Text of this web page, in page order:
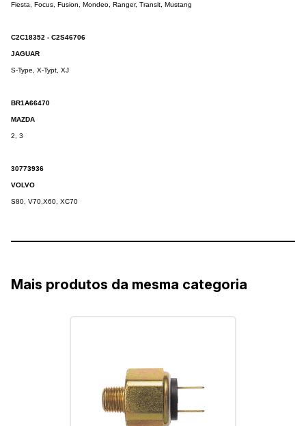
Fiesta, Focus, Fusion, Mondeo, Ranger, Transit, Mustang
C2C18352 - C2S46706
JAGUAR
S-Type, X-Typt, XJ
BR1A66470
MAZDA
2, 3
30773936
VOLVO
S80, V70,X60, XC70
Mais produtos da mesma categoria